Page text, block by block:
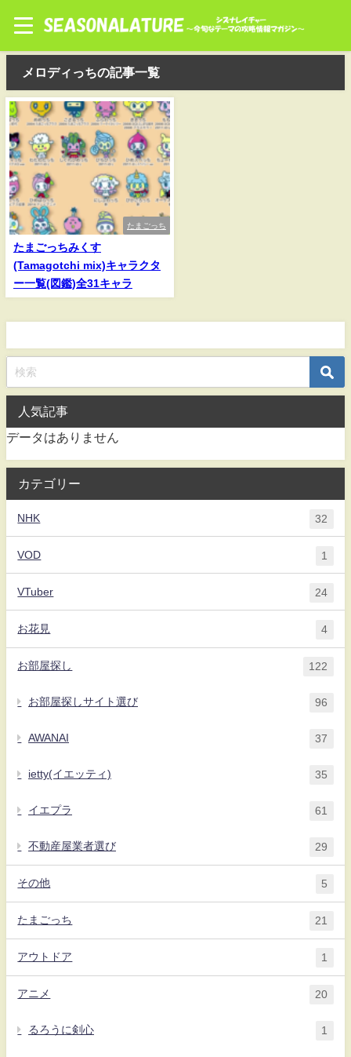
メロディっちの記事一覧
たまごっち
たまごっちみくす
(Tamagotchi mix)キャラクタ
ー一覧(図鑑)全31キャラ
人気記事
データはありません
カテゴリー
NHK 32
VOD 1
VTuber 24
お花見 4
お部屋探し 122
お部屋探しサイト選び 96
AWANAI 37
ietty(イエッティ) 35
イエプラ 61
不動産屋業者選び 29
その他 5
たまごっち 21
アウトドア 1
アニメ 20
るろうに剣心 1